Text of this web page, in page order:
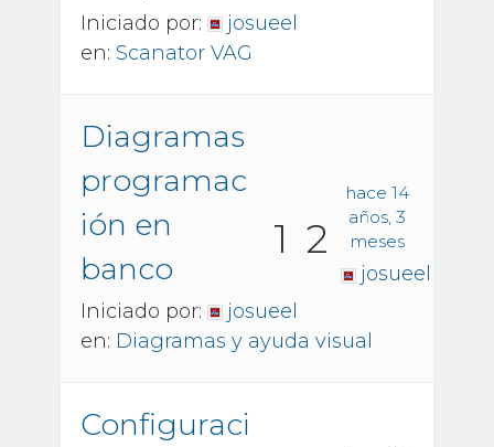
Iniciado por:
josueel
en: Scanator VAG
Diagramas
programac
ión en
banco
Iniciado por:
josueel
en: Diagramas y ayuda visual
1 2
hace 14
años, 3
meses
josueel
Configuraci